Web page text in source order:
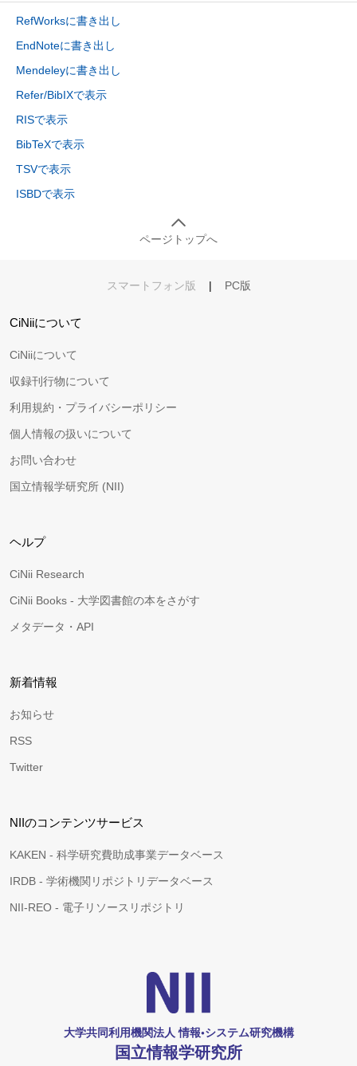
RefWorksに書き出し
EndNoteに書き出し
Mendeleyに書き出し
Refer/BibIXで表示
RISで表示
BibTeXで表示
TSVで表示
ISBDで表示
ページトップへ
スマートフォン版 | PC版
CiNiiについて
CiNiiについて
収録刊行物について
利用規約・プライバシーポリシー
個人情報の扱いについて
お問い合わせ
国立情報学研究所 (NII)
ヘルプ
CiNii Research
CiNii Books - 大学図書館の本をさがす
メタデータ・API
新着情報
お知らせ
RSS
Twitter
NIIのコンテンツサービス
KAKEN - 科学研究費助成事業データベース
IRDB - 学術機関リポジトリデータベース
NII-REO - 電子リソースリポジトリ
大学共同利用機関法人 情報•システム研究機構
国立情報学研究所